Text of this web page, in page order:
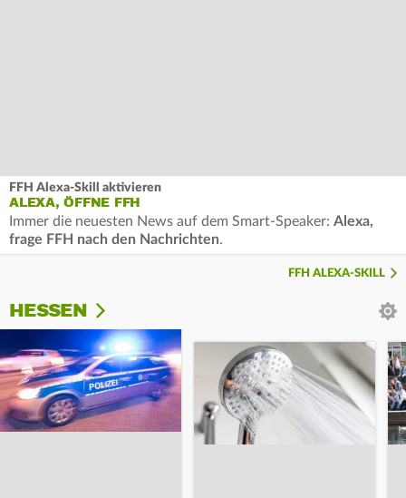
FFH Alexa-Skill aktivieren
ALEXA, ÖFFNE FFH
Immer die neuesten News auf dem Smart-Speaker: Alexa,
frage FFH nach den Nachrichten.
FFH ALEXA-SKILL
HESSEN